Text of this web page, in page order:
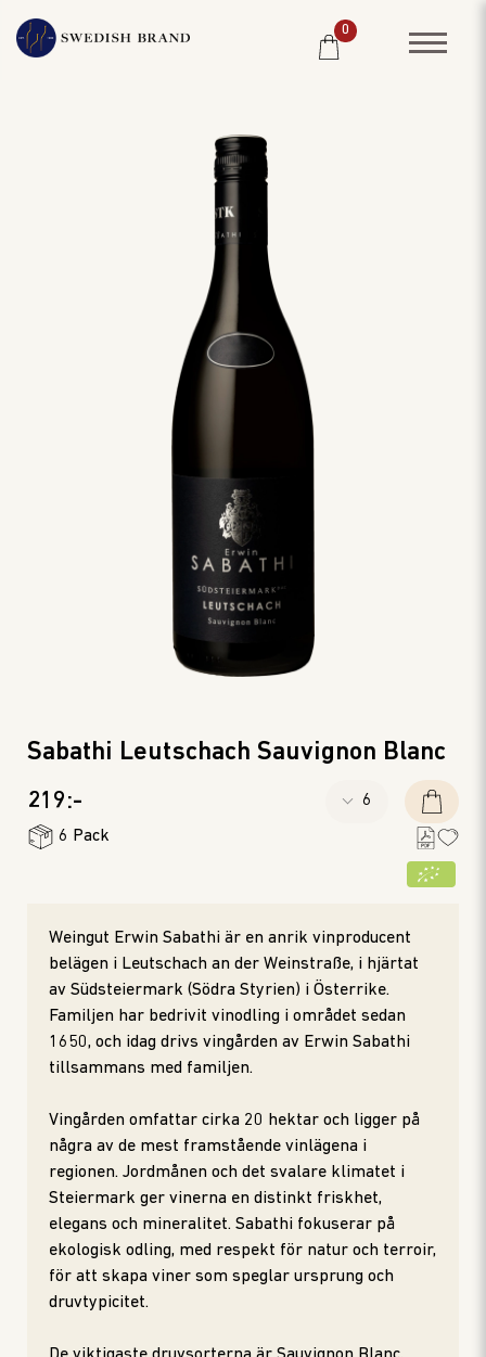
KUNDPORTRÄTT
0
Sabathi Leutschach Sauvignon Blanc
219:-
6 Pack
Weingut Erwin Sabathi är en anrik vinproducent
belägen i Leutschach an der Weinstraße, i hjärtat
av Südsteiermark (Södra Styrien) i Österrike.
Familjen har bedrivit vinodling i området sedan
1650, och idag drivs vingården av Erwin Sabathi
tillsammans med familjen.
Vingården omfattar cirka 20 hektar och ligger på
några av de mest framstående vinlägena i
regionen. Jordmånen och det svalare klimatet i
Steiermark ger vinerna en distinkt friskhet,
elegans och mineralitet. Sabathi fokuserar på
ekologisk odling, med respekt för natur och terroir,
för att skapa viner som speglar ursprung och
druvtypicitet.